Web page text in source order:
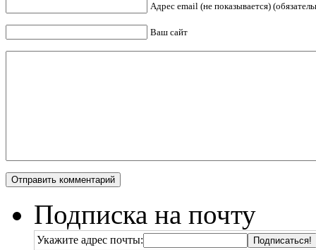
Адрес email (не показывается)
Ваш сайт
Подписка на почту
Укажите адрес почты: